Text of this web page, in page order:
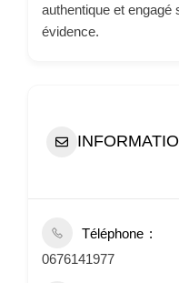
authentique et engagé
évidence.
Téléphone
0676141977